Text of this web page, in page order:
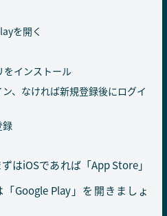
を開く
をインストール
、なければ新規登録後にログイ
録
はiOSであれば「App Store」
Google Play」を開きましょ